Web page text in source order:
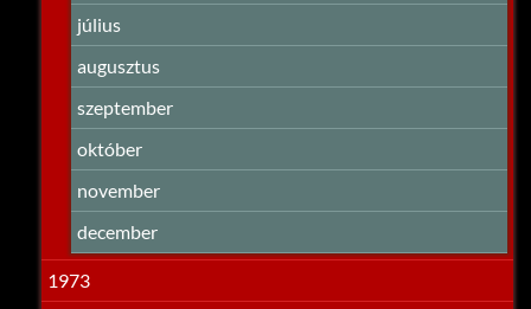
július
augusztus
szeptember
október
november
december
1973